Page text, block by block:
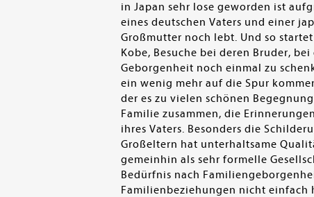
in Japan sehr lose geworden ist
eines deutschen Vaters und einer
Großmutter noch lebt. Und so
Kobe, Besuche bei deren Bruder,
Geborgenheit noch einmal zu
ein wenig mehr auf die Spur
der es zu vielen schönen
Familie zusammen, die
ihres Vaters. Besonders die
Großeltern hat unterhaltsame
gemeinhin als sehr formelle
Bedürfnis nach
Familienbeziehungen nicht einfach